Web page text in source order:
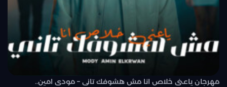
مهرجان ياعنى خلاص انا مش هشوفك تانى – مودى امين..